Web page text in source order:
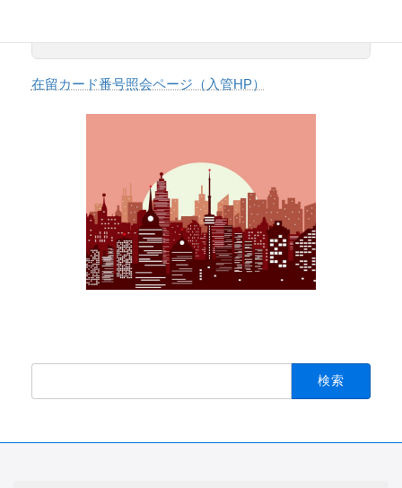
オンライン申請の拡大！
在留カード番号照会ページ（入管HP）
検